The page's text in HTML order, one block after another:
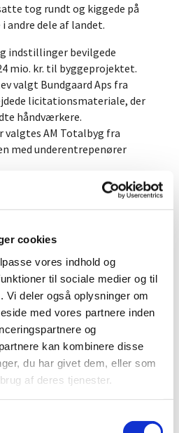
cookies
vores indhold og
til sociale medier og til
Vi deler også oplysninger om
med vores partnere inden
og
kan kombinere disse
du har givet dem, eller som
af deres tjenester.
tog rundt og kiggede på
andre dele af landet.
indstillinger bevilgede
mio. kr. til byggeprojektet.
valgt Bundgaard Aps fra
licitationsmateriale, der
håndværkere.
AM Totalbyg fra
med underentrepenører
- uge 36 + 38